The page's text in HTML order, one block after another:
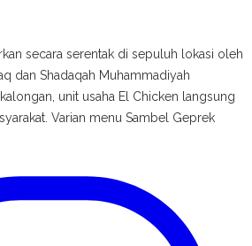
secara serentak di sepuluh lokasi oleh
dan Shadaqah Muhammadiyah
unit usaha El Chicken langsung
Varian menu Sambel Geprek